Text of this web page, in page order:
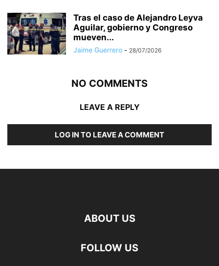
Tras el caso de Alejandro Leyva
Aguilar, gobierno y Congreso
mueven...
Jaime Guerrero - 28/07/2026
NO COMMENTS
LEAVE A REPLY
LOG IN TO LEAVE A COMMENT
ABOUT US
FOLLOW US